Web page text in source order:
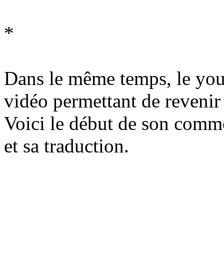
*
Dans le même temps, le
vidéo permettant de
Voici le début de son
et sa traduction.